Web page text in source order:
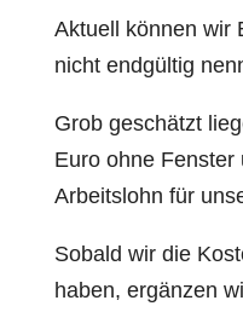
Aktuell können wir
nicht endgültig
Grob geschätzt
Euro ohne
Arbeitslohn für
Sobald wir die
haben, ergänzen